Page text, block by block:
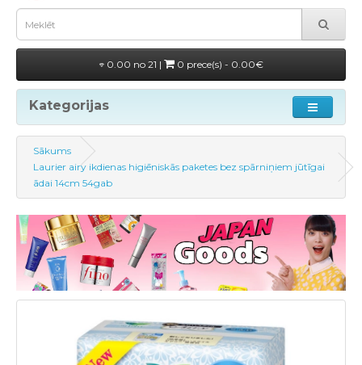
0.00 no 21 | 0 prece(s) - 0.00€
Kategorijas
Sākums
Laurier airy ikdienas higiēniskās paketes bez spārniņiem jūtīgai
ādai 14cm 54gab